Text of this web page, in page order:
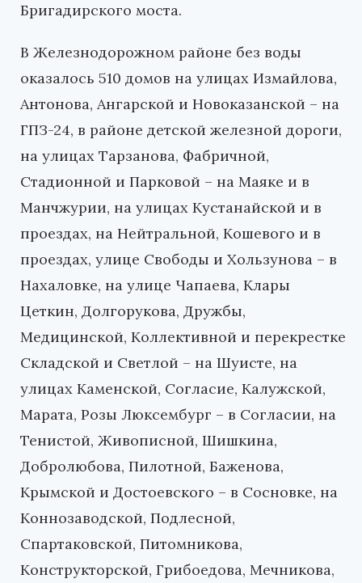
Бригадирского моста.
В Железнодорожном районе без воды
оказалось 510 домов на улицах Измайлова,
Антонова, Ангарской и Новоказанской – на
ГПЗ-24, в районе детской железной дороги,
на улицах Тарзанова, Фабричной,
Стадионной и Парковой – на Маяке и в
Манчжурии, на улицах Кустанайской и в
проездах, на Нейтральной, Кошевого и в
проездах, улице Свободы и Хользунова – в
Нахаловке, на улице Чапаева, Клары
Цеткин, Долгорукова, Дружбы,
Медицинской, Коллективной и перекрестке
Складской и Светлой – на Шуисте, на
улицах Каменской, Согласие, Калужской,
Марата, Розы Люксембург – в Согласии, на
Тенистой, Живописной, Шишкина,
Добролюбова, Пилотной, Баженова,
Крымской и Достоевского – в Сосновке, на
Коннозаводской, Подлесной,
Спартаковской, Питомникова,
Конструкторской, Грибоедова, Мечникова,